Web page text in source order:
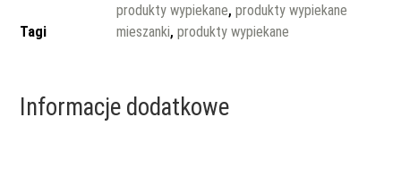
produkty wypiekane,produkty wypiekane
Tagi
mieszanki,produkty wypiekane
Informacje dodatkowe